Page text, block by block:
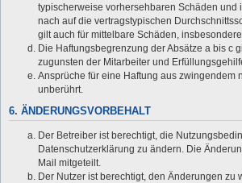
typischerweise vorhersehbaren Schäden und
nach auf die vertragstypischen
gilt auch für mittelbare Schäden,
Die Haftungsbegrenzung der Absätze a bis c
zugunsten der Mitarbeiter und
Ansprüche für eine Haftung aus zwingendem
unberührt.
6. ÄNDERUNGSVORBEHALT
Der Betreiber ist berechtigt, die
Datenschutzerklärung zu ändern. Die
Mail mitgeteilt.
Der Nutzer ist berechtigt, den Änderungen zu